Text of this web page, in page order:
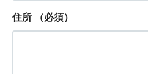
住所 （必須）